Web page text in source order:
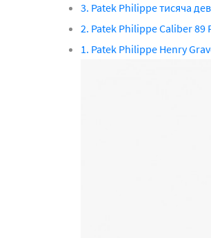
3. Patek Philippe тисяча
2. Patek Philippe Caliber 89
1. Patek Philippe Henry